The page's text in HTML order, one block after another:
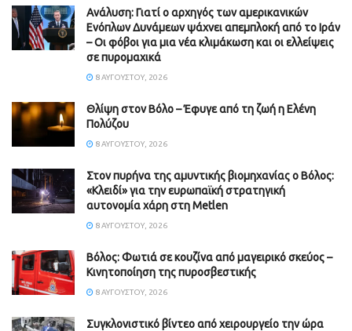
Ανάλυση: Γιατί ο αρχηγός των αμερικανικών
Ενόπλων Δυνάμεων ψάχνει απεμπλοκή από το Ιράν
– Οι φόβοι για μια νέα κλιμάκωση και οι ελλείψεις
σε πυρομαχικά
8 ΑΥΓΟΎΣΤΟΥ, 2026
Θλίψη στον Βόλο – Έφυγε από τη ζωή η Ελένη
Πολύζου
8 ΑΥΓΟΎΣΤΟΥ, 2026
Στον πυρήνα της αμυντικής βιομηχανίας ο Βόλος:
«Κλειδί» για την ευρωπαϊκή στρατηγική
αυτονομία χάρη στη Metlen
8 ΑΥΓΟΎΣΤΟΥ, 2026
Βόλος: Φωτιά σε κουζίνα από μαγειρικό σκεύος –
Κινητοποίηση της πυροσβεστικής
8 ΑΥΓΟΎΣΤΟΥ, 2026
Συγκλονιστικό βίντεο από χειρουργείο την ώρα